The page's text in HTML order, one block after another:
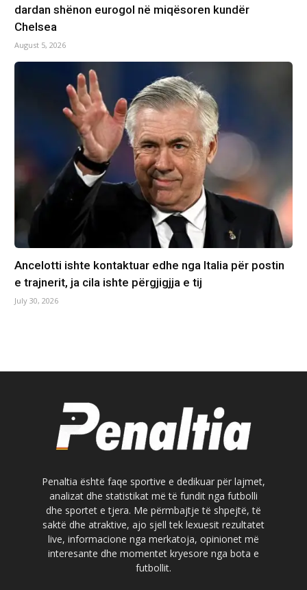
dardan shënon eurogol në miqësoren kundër
Chelsea
August 5, 2026
Ancelotti ishte kontaktuar edhe nga Italia për postin
e trajnerit, ja cila ishte përgjigjja e tij
July 30, 2026
Penaltia është faqe sportive e dedikuar për lajmet,
analizat dhe statistikat më të fundit nga futbolli
dhe sportet e tjera. Me përmbajtje të shpejtë, të
saktë dhe atraktive, ajo sjell tek lexuesit rezultatet
live, informacione nga merkatoja, opinionet më
interesante dhe momentet kryesore nga bota e
futbollit.